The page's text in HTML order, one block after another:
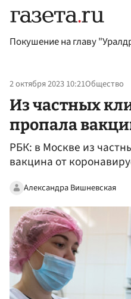
Покушение на главу
2 октября 2023 10:21Общество
Из частных
пропала
РБК: в Москве из
вакцина от
Александра Вишневская